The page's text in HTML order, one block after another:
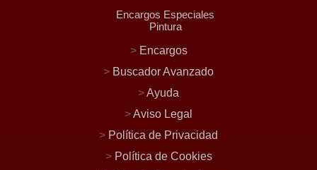
Encargos Especiales
Pintura
> Encargos
> Buscador Avanzado
>Ayuda
>Aviso Legal
> Política de Privacidad
> Política de Cookies